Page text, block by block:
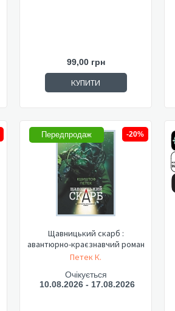
99,00 грн
КУПИТИ
Передпродаж -20%
Щавницький скарб :
авантюрно-краєзнавчий роман
Петек К.
Очікується
10.08.2026 - 17.08.2026